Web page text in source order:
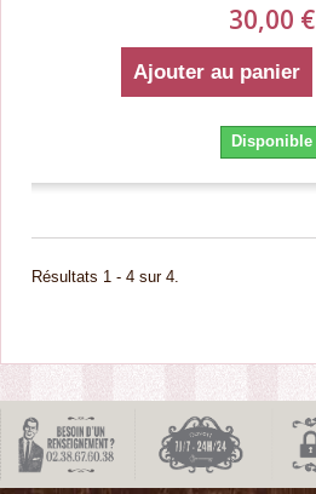
30,00 €
Ajouter au panier
Disponible
Résultats 1 - 4 sur 4.